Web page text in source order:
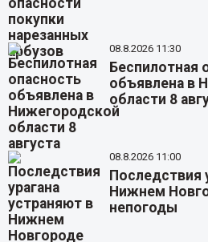
08.8.2026 11:30
Беспилотная
объявлена в
области 8
08.8.2026 11:00
Последствия
Нижнем
непогоды